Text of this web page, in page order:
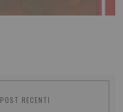
POST RECENTI